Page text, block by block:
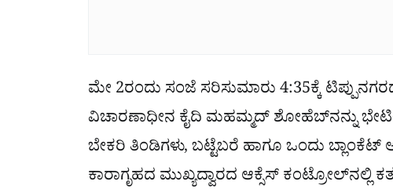
ಮೇ 2ರಂದು ಸಂಜೆ ಸರಿಸುಮಾರು 4:35ಕ್ಕೆ
ವಿಚಾರಣಾಧೀನ ಕೈದಿ ಮಹಮ್ಮದ್ ಶೋಹೆಬ್‌ನನ್ನು
ಬೇಕರಿ ತಿಂಡಿಗಳು, ಬಟ್ಟೆಬರೆ ಹಾಗೂ ಒಂದು ಬ್ಲಾಂಕೆಟ್
ಕಾರಾಗೃಹದ ಮುಖ್ಯದ್ವಾರದ ಆಕ್ಸೆಸ್ ಕಂಟ್ರೋಲ್‌ನಲ್ಲಿ